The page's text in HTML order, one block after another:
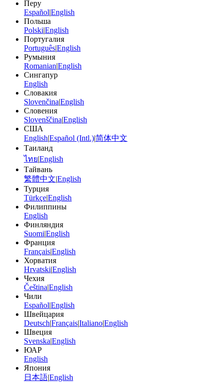
Перу
Español|English
Польша
Polski|English
Португалия
Português|English
Румыния
Romanian|English
Сингапур
English
Словакия
Slovenčina|English
Словения
Slovenščina|English
США
English|Español (Intl.)|简体中文
Таиланд
ไทย|English
Тайвань
繁體中文|English
Турция
Türkçe|English
Филиппины
English
Финляндия
Suomi|English
Франция
Français|English
Хорватия
Hrvatski|English
Чехия
Čeština|English
Чили
Español|English
Швейцария
Deutsch|Français|Italiano|English
Швеция
Svenska|English
ЮАР
English
Япония
日本語|English